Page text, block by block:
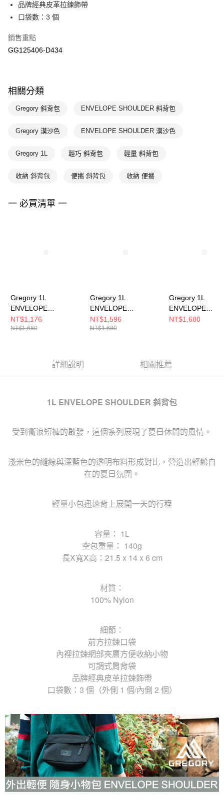
每筆NT$100，滿NT$1,500(含以上)免運費
品牌經典皮革拉鍊飾帶
口袋數：3 個
銷售重點
GG125406-D434
相關分類
Gregory 斜背包 ENVELOPE SHOULDER 斜背包
Gregory 漠沙色 ENVELOPE SHOULDER 漠沙色
Gregory 1L 輕巧 斜背包 輕量 斜背包
收納 斜背包 便攜 斜背包 收納 便攜
一 必買清單 一
Gregory 1L
ENVELOPE
SHOULDER 斜背包
灰/紫
NT$1,176
NT$1,680
Gregory 1L
ENVELOPE
SHOULDER 斜背包
黑/紫
NT$1,596
NT$1,680
Gregory 1L
ENVELOPE
SHOULDER 斜
NT$1,680
詳細說明 相關推薦
1L ENVELOPE SHOULDER 斜背包
受到衝浪短褲的啟發，這個系列展現了夏日休閒的風情。
淺米色的縫線與深藍色的透明布料形成對比，營造出輕鬆自
在的夏日氛圍。
輕量小包迅速背上展開一天的行程
容量： 1L
空包重量： 140g
長X寬X高：21.5 x 14 x 6 cm
材質：
100% Nylon
細節：
前方拉鍊口袋
內裡拉鍊網部夾層方便收納小物
可調式肩背袋
品牌經典皮革拉鍊飾帶
口袋數：3 個（外側 1 個/內側 2 個）